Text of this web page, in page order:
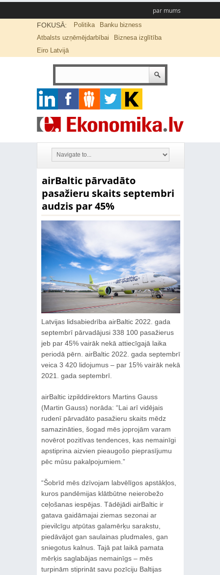
par mums
FOKUSĀ: Politika
Banku bizness
Atbalsts uzņēmējdarbībai
Biznesa izglītība
Eiro Latvijā
airBaltic pārvadāto
pasažieru skaits septembri
audzis par 45%
Latvijas lidsabiedrība airBaltic 2022. gada
septembrī pārvadājusi 338 100 pasažierus
jeb par 45% vairāk nekā attiecīgajā laika
periodā pērn. airBaltic 2022. gada septembrī
veica 3 420 lidojumus – par 15% vairāk nekā
2021. gada septembrī.
airBaltic izpilddirektors Martins Gauss
(Martin Gauss) norāda: “Lai arī vidējais
rudenī pārvadāto pasažieru skaits mēdz
samazināties, šogad mēs joprojām varam
novērot pozitīvas tendences, kas nemainīgi
apstiprina aizvien pieaugošo pieprasījumu
pēc mūsu pakalpojumiem.”
“Šobrīd mēs dzīvojam labvēlīgos apstākļos,
kuros pandēmijas klātbūtne neierobežo
ceļošanas iespējas. Tādējādi airBaltic ir
gatava gaidāmajai ziemas sezonai ar
pievilcīgu atpūtas galamērķu sarakstu,
piedāvājot gan saulainas pludmales, gan
sniegotus kalnus. Tajā pat laikā pamata
mērķis saglabājas nemainīgs – mēs
turpinām stiprināt savu pozīciju Baltijas